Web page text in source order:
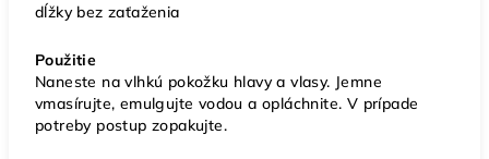
dĺžky bez zaťaženia
Použitie
Naneste na vlhkú pokožku hlavy a vlasy. Jemne
vmasírujte, emulgujte vodou a opláchnite. V prípade
potreby postup zopakujte.